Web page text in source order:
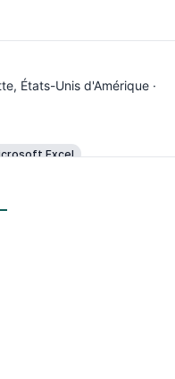
, États-Unis d'Amérique ·
Excel
Excel
- Energy & Nuclear